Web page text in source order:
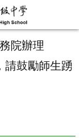
院辦理
請鼓勵師生踴